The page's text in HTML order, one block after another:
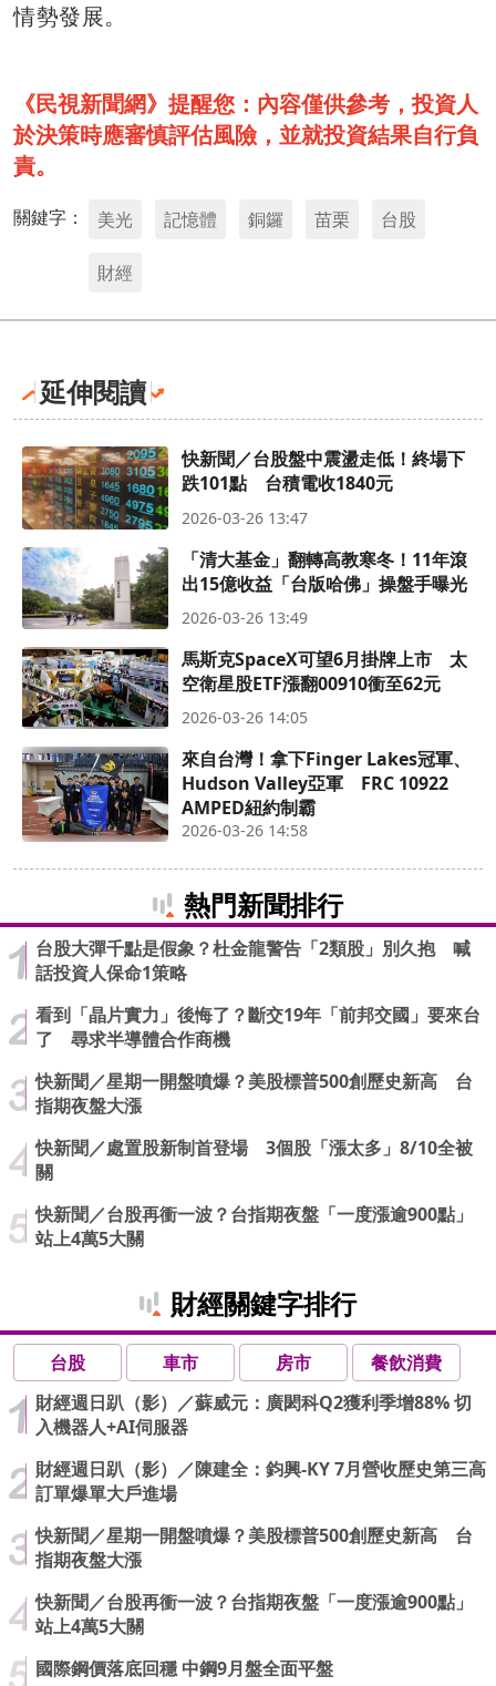
情勢發展。
《民視新聞網》提醒您：內容僅供參考，投資人
於決策時應審慎評估風險，並就投資結果自行負
責。
關鍵字： 美光 記憶體 銅鑼 苗栗 台股
財經
延伸閱讀
快新聞／台股盤中震盪走低！終場下
跌101點 台積電收1840元
2026-03-26 13:47
「清大基金」翻轉高教寒冬！11年滾
出15億收益「台版哈佛」操盤手曝光
2026-03-26 13:49
馬斯克SpaceX可望6月掛牌上市 太
空衛星股ETF漲翻00910衝至62元
2026-03-26 14:05
來自台灣！拿下Finger Lakes冠軍、
Hudson Valley亞軍 FRC 10922
AMPED紐約制霸
2026-03-26 14:58
熱門新聞排行
台股大彈千點是假象？杜金龍警告「2類股」別久抱 喊
話投資人保命1策略
看到「晶片實力」後悔了？斷交19年「前邦交國」要來台
了 尋求半導體合作商機
快新聞／星期一開盤噴爆？美股標普500創歷史新高 台
指期夜盤大漲
快新聞／處置股新制首登場 3個股「漲太多」8/10全被
關
快新聞／台股再衝一波？台指期夜盤「一度漲逾900點」
站上4萬5大關
財經關鍵字排行
台股 車市 房市
餐飲消費
財經週日趴（影）／蘇威元：廣閎科Q2獲利季增88% 切
入機器人+AI伺服器
財經週日趴（影）／陳建全：鈞興-KY 7月營收歷史第三高
訂單爆單大戶進場
快新聞／星期一開盤噴爆？美股標普500創歷史新高 台
指期夜盤大漲
快新聞／台股再衝一波？台指期夜盤「一度漲逾900點」
站上4萬5大關
國際鋼價落底回穩 中鋼9月盤全面平盤